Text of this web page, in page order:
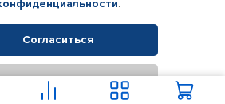
2026. Все права защищены.
товаров Автопрофи.
.
Согласиться
Отклонить
В корзину